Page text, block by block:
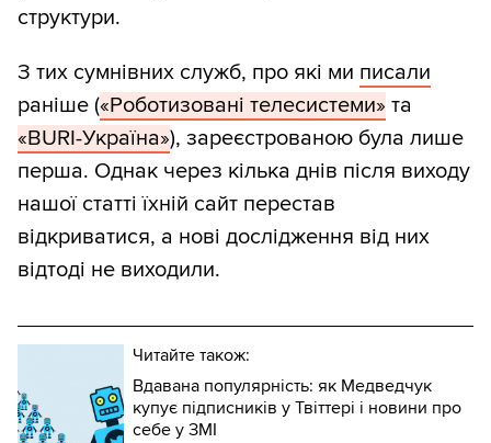
структури.
З тих сумнівних служб, про які ми писали
раніше («Роботизовані телесистеми» та
«BURI-Україна»), зареєстрованою була лише
перша. Однак через кілька днів після виходу
нашої статті їхній сайт перестав
відкриватися, а нові дослідження від них
відтоді не виходили.
Читайте також:
Вдавана популярність: як Медведчук
купує підписників у Твіттері і новини про
себе у ЗМІ